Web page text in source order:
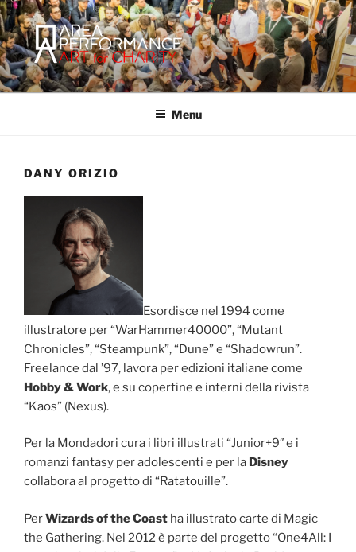
Salta
al
contenuto
AREA PERFORMANCE
Sito ufficiale della Onlus Area Performance.
Menu
DANY ORIZIO
Esordisce nel 1994 come
illustratore per “WarHammer40000”, “Mutant
Chronicles”, “Steampunk”, “Dune” e “Shadowrun”.
Freelance dal ’97, lavora per edizioni italiane come
Hobby & Work, e su copertine e interni della rivista
“Kaos” (Nexus).
Per la Mondadori cura i libri illustrati “Junior+9″ e i
romanzi fantasy per adolescenti e per la Disney
collabora al progetto di “Ratatouille”.
PerWizards of the Coast ha illustrato carte di Magic
the Gathering. Nel 2012 è parte del progetto “One4All: I